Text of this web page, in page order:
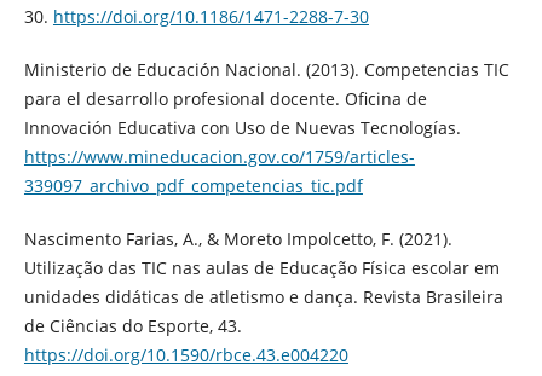
30. https://doi.org/10.1186/1471-2288-7-30
Ministerio de Educación Nacional. (2013). Competencias TIC
para el desarrollo profesional docente. Oficina de
Innovación Educativa con Uso de Nuevas Tecnologías.
https://www.mineducacion.gov.co/1759/articles-
339097_archivo_pdf_competencias_tic.pdf
Nascimento Farias, A., & Moreto Impolcetto, F. (2021).
Utilização das TIC nas aulas de Educação Física escolar em
unidades didáticas de atletismo e dança. Revista Brasileira
de Ciências do Esporte, 43.
https://doi.org/10.1590/rbce.43.e004220